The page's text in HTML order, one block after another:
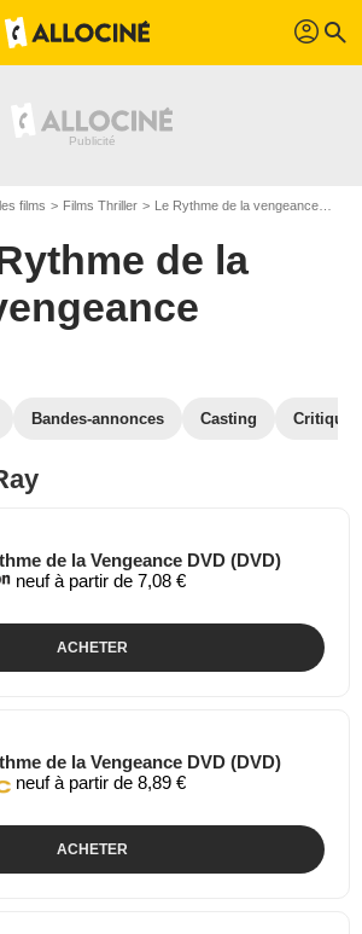
profil search
films Films Thriller Le Rythme de la vengeance
de la
Bandes-annonces Casting
de la Vengeance DVD (DVD)
neuf à partir de 7,08 €
ACHETER
de la Vengeance DVD (DVD)
neuf à partir de 8,89 €
ACHETER